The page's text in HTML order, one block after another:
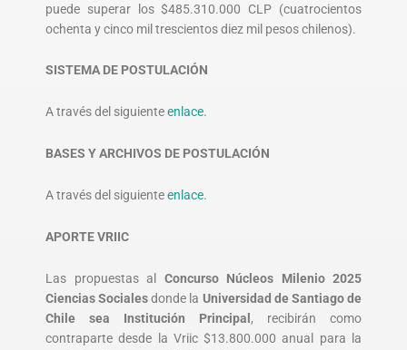
puede superar los $485.310.000 CLP (cuatrocientos
ochenta y cinco mil trescientos diez mil pesos chilenos).
SISTEMA DE POSTULACIÓN
A través del siguienteenlace.
BASES Y ARCHIVOS DE POSTULACIÓN
A través del siguienteenlace.
APORTE VRIIC
Las propuestas al Concurso Núcleos Milenio 2025
Ciencias Socialesdonde la Universidad de Santiago de
Chile sea Institución Principal , recibirán como
contraparte desde la Vriic $13.800.000 anual para la